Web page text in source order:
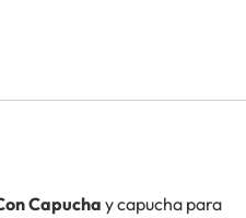
Capucha y capucha para